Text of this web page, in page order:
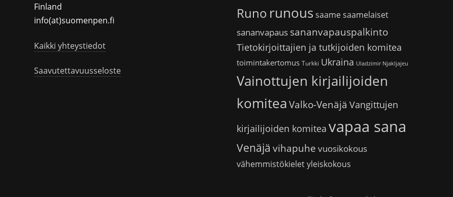
Finland
info(at)suomenpen.fi
Kaikki yhteystiedot
Saavutettavuusseloste
Runo runoussaamesaamelaiset
sananvapaus sananvapauspalkinto
Tietokirjoittajien ja tutkijoiden komitea
toimintakertomus Turkki Ukraina Uladzimir Njakljajeu
Vainottujen kirjailijoiden
komitea Valko-Venäjä Vangittujen
kirjailijoiden komitea vapaa sana
Venäjä vihapuhe vuosikokous
vähemmistökieletyleiskokous